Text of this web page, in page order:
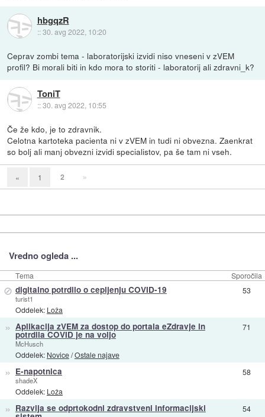
hbgqzR
::30. avg 2022, 10:20
Ceprav zombi tema - laboratorijski izvidi niso vneseni v zVEM
profil? Bi morali biti in kdo mora to storiti - laboratorij ali zdravni_k?
ToniT
::30. avg 2022, 10:55
Če že kdo, je to zdravnik.
Celotna kartoteka pacienta ni v zVEM in tudi ni obvezna. Zaenkrat
so bolj ali manj obvezni izvidi specialistov, pa še tam ni vseh.
« 1 2 »
Vredno ogleda ...
Tema Sporočila
⊘ digitalno potrdilo o cepljenju COVID-19
turist1
Oddelek: Loža
53
» Aplikacija zVEM za dostop do portala eZdravje in
potrdila COVID je na voljo
McHusch
Oddelek: Novice/Ostale najave
71
» E-napotnica
shadeX
Oddelek: Loža
58
» Razvija se odprtokodni zdravstveni informacijski 54